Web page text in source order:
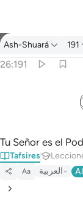
Tafsir: Ash-Shuará
Ash-Shuará 191
26:191
ٱلرَّحِيمُ ١٩١
Tu Señor es el
Tafsires
Aa العربية